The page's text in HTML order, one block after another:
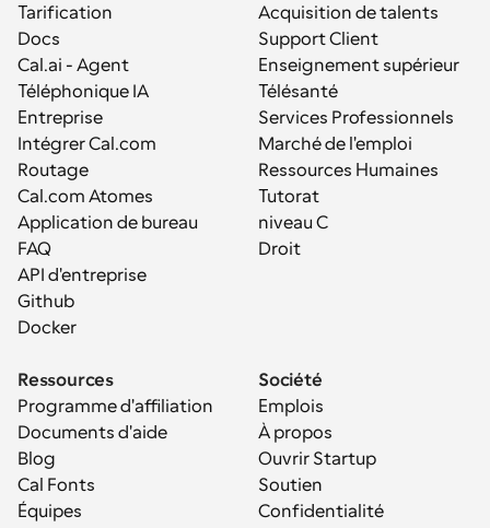
Tarification
Docs
Cal.ai - Agent
Téléphonique IA
Entreprise
Intégrer Cal.com
Routage
Cal.com Atomes
Application de bureau
FAQ
API d'entreprise
Github
Docker
Acquisition de talents
Support Client
Enseignement supérieur
Télésanté
Services Professionnels
Marché de l'emploi
Ressources Humaines
Tutorat
niveau C
Droit
Ressources
Programme d'affiliation
Documents d'aide
Blog
Cal Fonts
Équipes
Société
Emplois
À propos
Ouvrir Startup
Soutien
Confidentialité